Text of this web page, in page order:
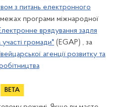
з питань електронного
програми міжнародної
врядування задля
участі громади" (EGAP) , за
агенції розвитку та